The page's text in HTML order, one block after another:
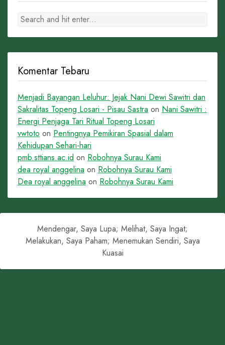
Komentar Tebaru
Menjadi Bayangan Leluhur: Jejak Nani Dewi Sawitri dan
Sakralitas Topeng Losari - Pisau Sastra on Nani Sawitri :
Energi Penjaga Tari Ritual Topeng Losari
vwtoto on Pentingnya Pemikiran Spasial dalam
Kehidupan Sehari-hari
pmb.sttians.ac.id on Robohnya Surau Kami
dea royal anggelina on Robohnya Surau Kami
Dea royal anggelina on Robohnya Surau Kami
Mendengar, Saya Lupa; Melihat, Saya Ingat;
Melakukan, Saya Paham; Menemukan Sendiri, Saya
Kuasai